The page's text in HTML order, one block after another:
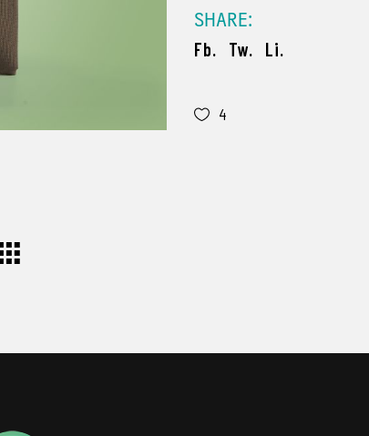
SHARE:
Fb. Tw. Li.
4